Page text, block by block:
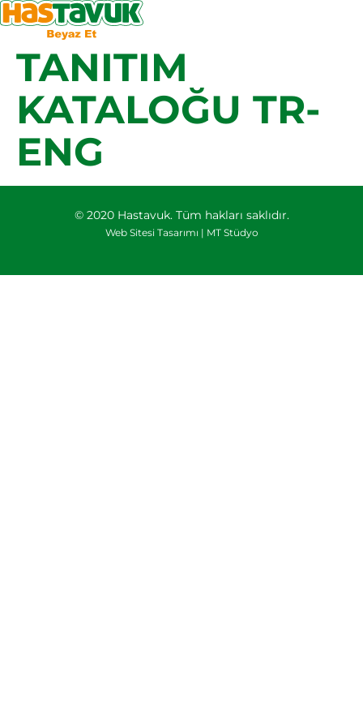
TANITIM
KATALOĞU TR-
ENG
© 2020 Hastavuk. Tüm hakları saklıdır.
Web Sitesi Tasarımı | MT Stüdyo